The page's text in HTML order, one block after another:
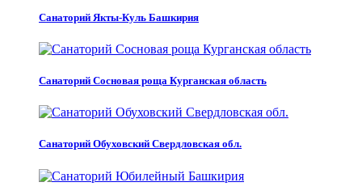
Санаторий Якты-Куль Башкирия
Санаторий Сосновая роща Курганская область
Санаторий Обуховский Свердловская обл.